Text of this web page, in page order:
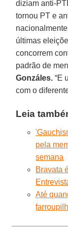
diziam anti-
tornou PT e
últimas
concorrem
padrão de
Gonzáles. “E
com o
Leia
pela
semana
Bravata
Até